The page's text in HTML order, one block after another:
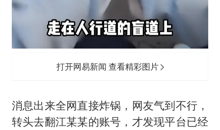
打开网易新闻 查看精彩图片
消息出来全网直接炸锅，网友气到不行，
转头去翻江某某的账号，才发现平台已经